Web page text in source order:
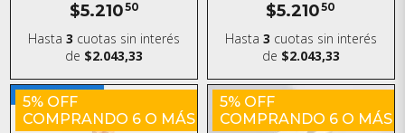
$5.21050
Hasta3 cuotas sin interés
de $2.043,33
$5.21050
Hasta 3 cuotas sin interés
de $2.043,33
5% OFF
COMPRANDO 6 O MÁS
5% OFF
COMPRANDO 6 O MÁS